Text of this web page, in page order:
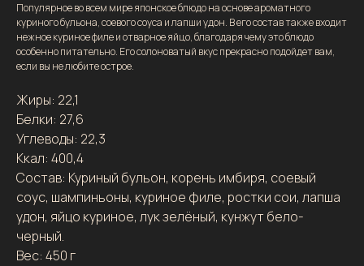
Популярное во всем мире японское блюдо на основе ароматного
куриного бульона, соевого соуса и лапши удон. В его состав также входит
нежное куриное филе и отварное яйцо, благодаря чему это блюдо
особенно питательно. Его солоноватый вкус прекрасно подойдет вам,
если вы не любите острое.
Жиры: 22,1
Белки: 27,6
Углеводы: 22,3
Ккал: 400,4
Состав: Куриный бульон, корень имбиря, соевый
соус, шампиньоны, куриное филе, ростки сои, лапша
удон, яйцо куриное, лук зелёный, кунжут бело-
черный.
Вес: 450 г